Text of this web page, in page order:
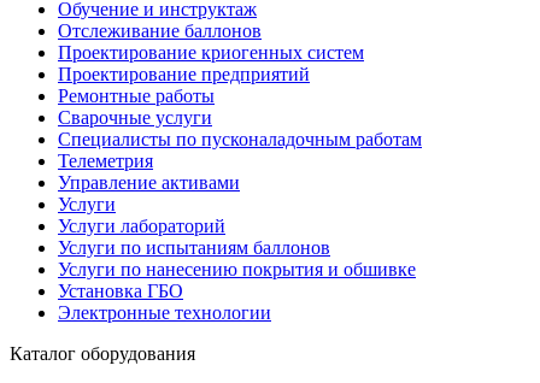
Обучение и инструктаж
Отслеживание баллонов
Проектирование криогенных систем
Проектирование предприятий
Ремонтные работы
Сварочные услуги
Специалисты по пусконаладочным работам
Телеметрия
Управление активами
Услуги
Услуги лабораторий
Услуги по испытаниям баллонов
Услуги по нанесению покрытия и обшивке
Установка ГБО
Электронные технологии
Каталог оборудования